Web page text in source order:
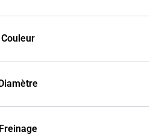
Couleur
Freinage